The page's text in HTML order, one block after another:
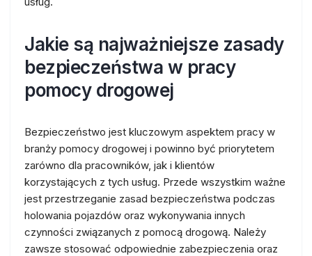
Jakie są najważniejsze zasady
bezpieczeństwa w pracy
pomocy drogowej
Bezpieczeństwo jest kluczowym aspektem pracy w
branży pomocy drogowej i powinno być priorytetem
zarówno dla pracowników, jak i klientów
korzystających z tych usług. Przede wszystkim ważne
jest przestrzeganie zasad bezpieczeństwa podczas
holowania pojazdów oraz wykonywania innych
czynności związanych z pomocą drogową. Należy
zawsze stosować odpowiednie zabezpieczenia oraz